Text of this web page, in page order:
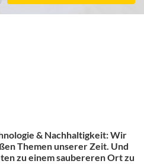
& Nachhaltigkeit: Wir
Themen unserer Zeit. Und
zu einem saubereren Ort zu